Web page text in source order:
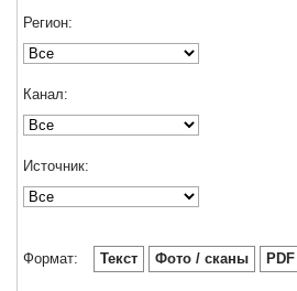
Регион:
Канал:
Источник:
Формат: Текст Фото / сканы PDF